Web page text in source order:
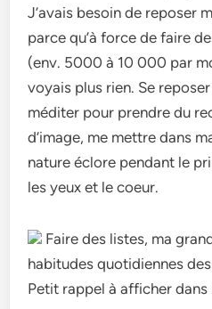
J’avais besoin de reposer
parce qu’à force de faire
(env. 5000 à 10 000 par
voyais plus rien. Se
méditer pour prendre du
d’image, me mettre dans
nature éclore pendant le
les yeux et le coeur.
Faire des listes, ma
habitudes quotidiennes
Petit rappel à afficher dans